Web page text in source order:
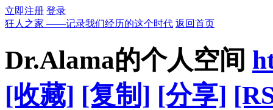
立即注册 登录
狂人之家 ——记录我们经历的这个时代 返回首页
Dr.Alama的个人空间
[收藏] [复制] [分享]